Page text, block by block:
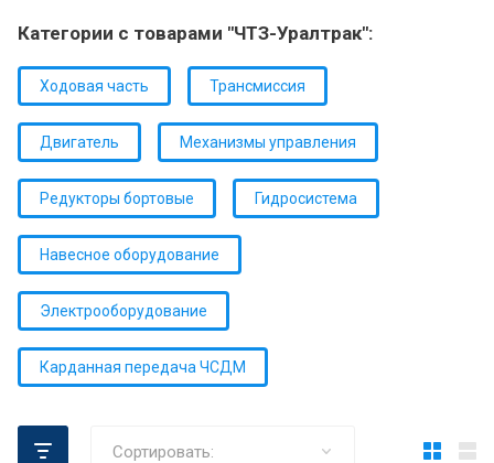
Категории с товарами "ЧТЗ-Уралтрак":
Ходовая часть Трансмиссия
Двигатель Механизмы управления
Редукторы бортовые Гидросистема
Навесное оборудование
Электрооборудование
Карданная передача ЧСДМ
Сортировать: